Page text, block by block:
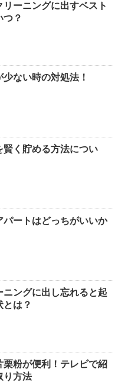
ーニングに出すベスト
つ？
ない時の対処法！
賢く貯める方法につい
パートはどっちがいいか
ニングに出し忘れると起
とは？
栗粉が便利！テレビで紹
り方法